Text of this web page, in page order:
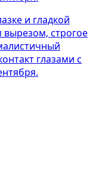
и гладкой
строгое
глазами с